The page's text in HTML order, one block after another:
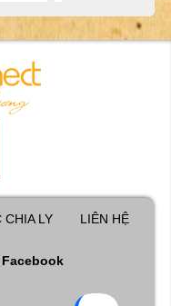
CHIA LY LIÊN HỆ